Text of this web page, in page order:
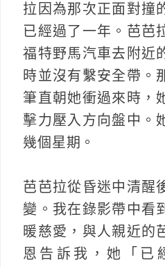
拉因為那次正面對撞
已經過了一年。芭芭
福特野馬汽車去附近
時並沒有繫安全帶。
筆直朝她衝過來時，
擊力壓入方向盤中。
幾個星期。
芭芭拉從昏迷中清醒
變。我在錄影帶中看
暖慈愛，與人親近的
恩告訴我，她「已